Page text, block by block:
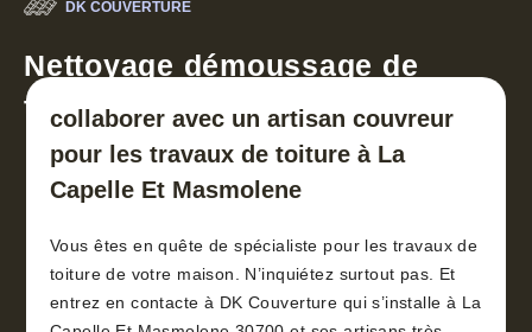
DK COUVERTURE
Nettoyage démoussage de
toiture 30
collaborer avec un artisan couvreur
pour les travaux de toiture à La
Capelle Et Masmolene
Vous êtes en quête de spécialiste pour les travaux de
toiture de votre maison. N’inquiétez surtout pas. Et
entrez en contacte à DK Couverture qui s’installe à La